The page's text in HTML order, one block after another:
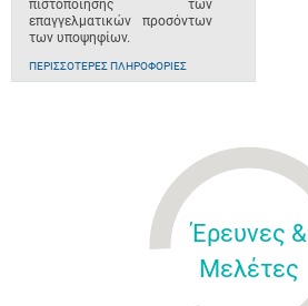
πιστοποίησης των
επαγγελματικών προσόντων
των υποψηφίων.
ΠΕΡΙΣΣΌΤΕΡΕΣ ΠΛΗΡΟΦΟΡΊΕΣ
Έρευνες &
Μελέτες